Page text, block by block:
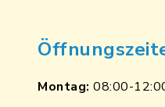
Montag: 08:00-